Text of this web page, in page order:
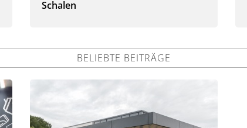
Schalen
BELIEBTE BEITRÄGE